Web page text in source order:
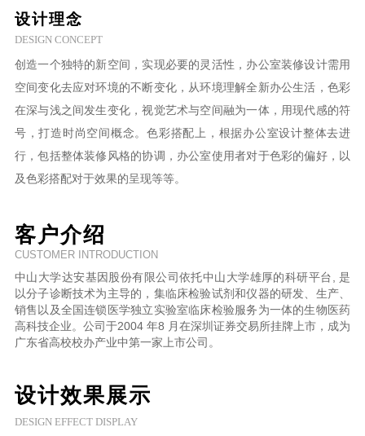
设计理念
DESIGN CONCEPT
创造一个独特的新空间，实现必要的灵活性，办公室装修设计需用
空间变化去应对环境的不断变化，从环境理解全新办公生活，色彩
在深与浅之间发生变化，视觉艺术与空间融为一体，用现代感的符
号，打造时尚空间概念。色彩搭配上，根据办公室设计整体去进
行，包括整体装修风格的协调，办公室使用者对于色彩的偏好，以
及色彩搭配对于效果的呈现等等。
客户介绍
CUSTOMER INTRODUCTION
中山大学达安基因股份有限公司依托中山大学雄厚的科研平台, 是
以分子诊断技术为主导的，集临床检验试剂和仪器的研发、生产、
销售以及全国连锁医学独立实验室临床检验服务为一体的生物医药
高科技企业。公司于2004 年8 月在深圳证券交易所挂牌上市，成为
广东省高校校办产业中第一家上市公司。
设计效果展示
DESIGN EFFECT DISPLAY